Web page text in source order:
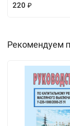
220 ₽
Рекомендуем